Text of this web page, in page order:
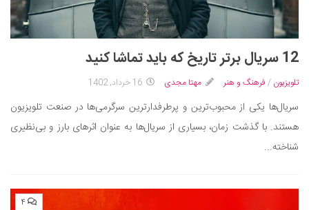
12 سریال برتر تاریخ که باید تماشا کنید
تلویزیون / فرهنگ و هنر مهتا مجدی 16 خرداد, 1402
سریال‌ها یکی از محبوب‌ترین و پرطرفدارترین سرگرمی‌ها در صنعت تلویزیون
هستند. با گذشت زمان، بسیاری از سریال‌ها به عنوان اثرهای بارز و بی‌نظیری
شناخته...
۴